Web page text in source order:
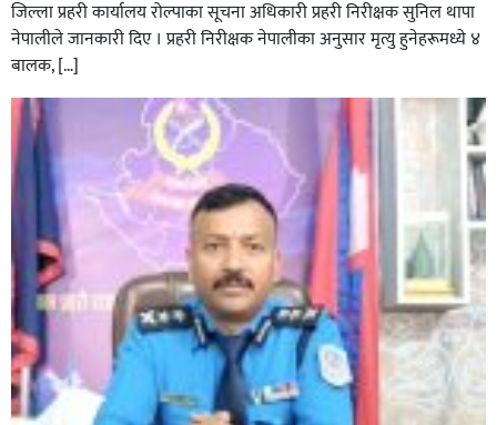
घर–घरमा मेयर बन्छु भनेर काम गर्ने जन्मेपछि नै पालिका बन्छ :
सबिन प्रियासन चौधरी
अविरल वर्षाले कालीगण्डकी नदी तटीय क्षेत्रमा रहेको पाल्पाको
पर्यटकीय स्थल रानीमहल डुबानमा,
जिल्ला प्रहरी कार्यालय रोल्पाका सूचना अधिकारी प्रहरी निरीक्षक सुनिल थापा
नेपालीले जानकारी दिए । प्रहरी निरीक्षक नेपालीका अनुसार मृत्यु हुनेहरूमध्ये ४
बालक, […]